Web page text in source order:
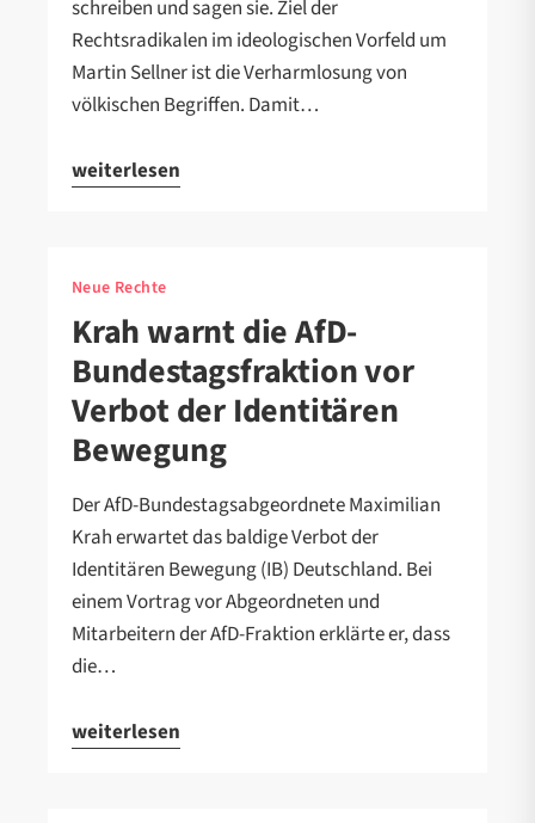
schreiben und sagen sie. Ziel der
Rechtsradikalen im ideologischen Vorfeld um
Martin Sellner ist die Verharmlosung von
völkischen Begriffen. Damit…
weiterlesen
Neue Rechte
Krah warnt die AfD-
Bundestagsfraktion vor
Verbot der Identitären
Bewegung
Der AfD-Bundestagsabgeordnete Maximilian
Krah erwartet das baldige Verbot der
Identitären Bewegung (IB) Deutschland. Bei
einem Vortrag vor Abgeordneten und
Mitarbeitern der AfD-Fraktion erklärte er, dass
die…
weiterlesen